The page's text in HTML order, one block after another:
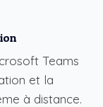
Teams
et la
à distance.